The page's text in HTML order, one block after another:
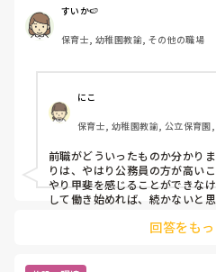
んでいるそうです。
公務員を蹴るか悩んでいるの
保育園内での異動しか叶わな
前職の給与より5万近く下がっ
や市内の祭りなどの行事参加等
面がある。本人は、幼稚園での
の勤務等を経験したいと思って
話。
もったいないなあと思うのは、
り民間と比べると桁違い、育休
よね。
すいか🍉
保育士, 幼稚園教諭, その他の職場
にこ
保育士, 幼稚園教諭, 公立保育園
前職がどういったものか分かり
りは、やはり公務員の方が高いこ
やり甲斐を感じることができな
して働き始めれば、続かないと思
年あるわけではありません。
回答をも